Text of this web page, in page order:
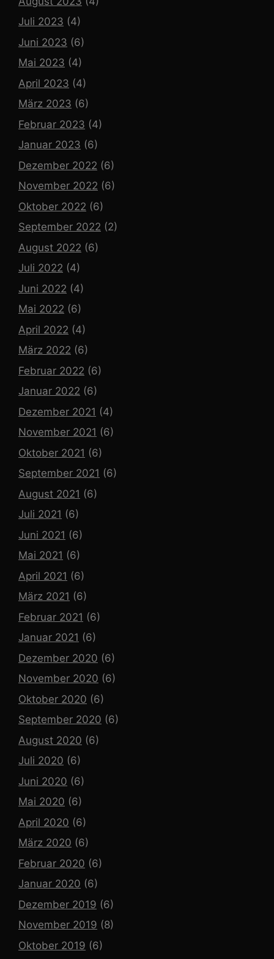
Juli 2023 (4)
Juni 2023 (6)
Mai 2023 (4)
April 2023 (4)
März 2023 (6)
Februar 2023 (4)
Januar 2023 (6)
Dezember 2022 (6)
November 2022 (6)
Oktober 2022 (6)
September 2022 (2)
August 2022 (6)
Juli 2022 (4)
Juni 2022 (4)
Mai 2022 (6)
April 2022 (4)
März 2022 (6)
Februar 2022 (6)
Januar 2022 (6)
Dezember 2021 (4)
November 2021 (6)
Oktober 2021 (6)
September 2021 (6)
August 2021 (6)
Juli 2021 (6)
Juni 2021 (6)
Mai 2021 (6)
April 2021 (6)
März 2021 (6)
Februar 2021 (6)
Januar 2021 (6)
Dezember 2020 (6)
November 2020 (6)
Oktober 2020 (6)
September 2020 (6)
August 2020 (6)
Juli 2020 (6)
Juni 2020 (6)
Mai 2020 (6)
April 2020 (6)
März 2020 (6)
Februar 2020 (6)
Januar 2020 (6)
Dezember 2019 (6)
November 2019 (8)
Oktober 2019 (6)